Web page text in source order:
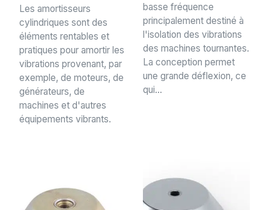
Les amortisseurs
cylindriques sont des
éléments rentables et
pratiques pour amortir les
vibrations provenant, par
exemple, de moteurs, de
générateurs, de
machines et d'autres
équipements vibrants.
basse fréquence
principalement destiné à
l'isolation des vibrations
des machines tournantes.
La conception permet
une grande déflexion, ce
qui...